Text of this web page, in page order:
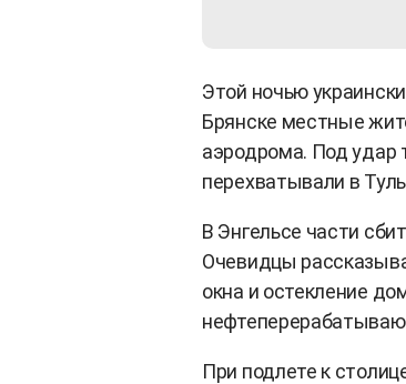
Этой ночью
Брянске местные
аэродрома. Под удар
перехватывали в
В Энгельсе части
Очевидцы
окна и остекление
При подлете к